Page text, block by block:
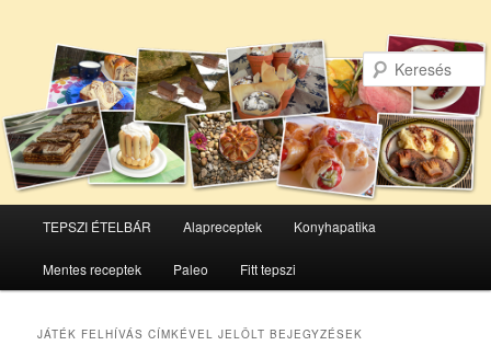
Tovább
az
elsődleges
Tovább
a
másodlagos
TEPSZI ÉTELBÁR Alapreceptek Konyhapatika
Mentes receptek Paleo Fitt tepszi
JÁTÉK FELHÍVÁS CÍMKÉVEL JELÖLT BEJEGYZÉSEK